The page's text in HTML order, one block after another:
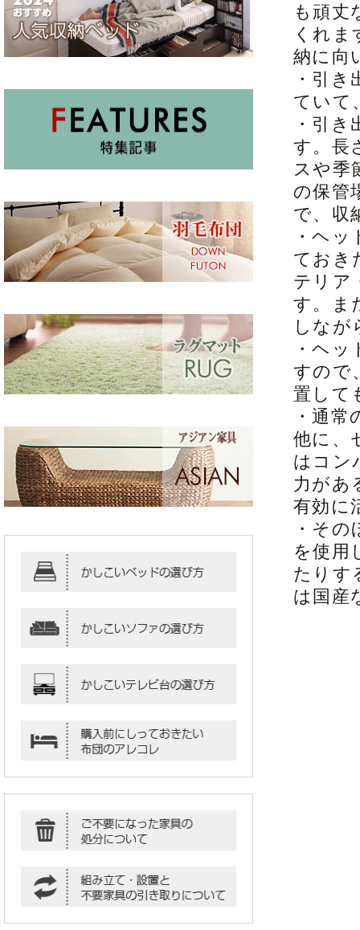
も頑丈
くれま
納に向
・引
ていて
・引
す。長
スや季
の保管
で、収
・ヘ
ておき
テリア
す。ま
しなが
・ヘ
すので
置して
・通
他に、
はコン
力があ
有効に
・そ
を使用
たりす
は国産